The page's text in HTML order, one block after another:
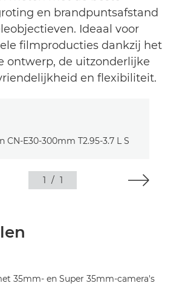
en brandpuntsafstand
Ideaal voor
filmproducties dankzij het
ontwerp, de uitzonderlijke
en flexibiliteit.
1 / 1
35mm- en Super 35mm-camera's